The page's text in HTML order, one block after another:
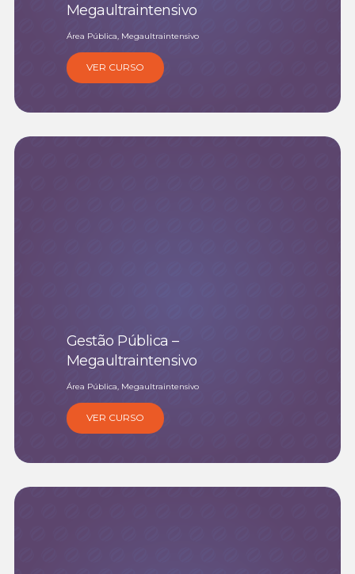
Megaultraintensivo
Área Pública, Megaultraintensivo
VER CURSO
Gestão Pública –
Megaultraintensivo
Área Pública, Megaultraintensivo
VER CURSO